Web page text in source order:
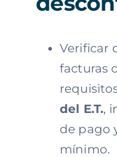
Verificar
facturas
del E.T.,
de pago
mínimo.